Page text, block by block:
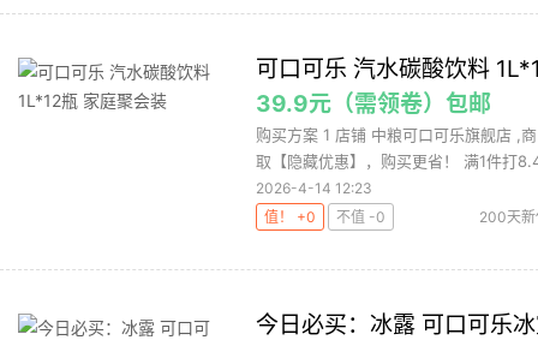
可口可乐 汽水碳酸饮料
39.9元（需领卷）包邮
购买方案 1 店铺 中粮可口可乐旗舰店 ,
取【隐藏优惠】，购买更省！ 满1件打
2026-4-14 12:23
值！ +0
不值 -0 200天新
今日必买：冰露 可口可乐